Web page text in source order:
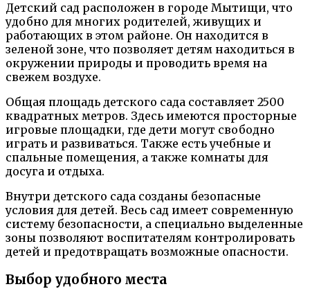
Детский сад расположен в городе Мытищи, что
удобно для многих родителей, живущих и
работающих в этом районе. Он находится в
зеленой зоне, что позволяет детям находиться в
окружении природы и проводить время на
свежем воздухе.
Общая площадь детского сада составляет 2500
квадратных метров. Здесь имеются просторные
игровые площадки, где дети могут свободно
играть и развиваться. Также есть учебные и
спальные помещения, а также комнаты для
досуга и отдыха.
Внутри детского сада созданы безопасные
условия для детей. Весь сад имеет современную
систему безопасности, а специально выделенные
зоны позволяют воспитателям контролировать
детей и предотвращать возможные опасности.
Выбор удобного места